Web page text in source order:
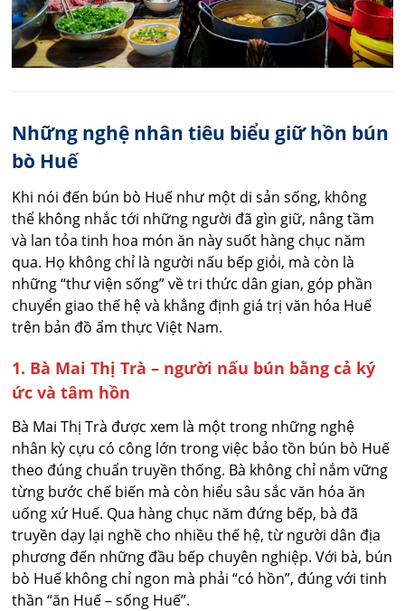
Những nghệ nhân tiêu biểu giữ hồn bún
bò Huế
Khi nói đến bún bò Huế như một di sản sống, không
thể không nhắc tới những người đã gìn giữ, nâng tầm
và lan tỏa tinh hoa món ăn này suốt hàng chục năm
qua. Họ không chỉ là người nấu bếp giỏi, mà còn là
những “thư viện sống” về tri thức dân gian, góp phần
chuyển giao thế hệ và khẳng định giá trị văn hóa Huế
trên bản đồ ẩm thực Việt Nam.
1. Bà Mai Thị Trà – người nấu bún bằng cả ký
ức và tâm hồn
Bà Mai Thị Trà được xem là một trong những nghệ
nhân kỳ cựu có công lớn trong việc bảo tồn bún bò Huế
theo đúng chuẩn truyền thống. Bà không chỉ nắm vững
từng bước chế biến mà còn hiểu sâu sắc văn hóa ăn
uống xứ Huế. Qua hàng chục năm đứng bếp, bà đã
truyền dạy lại nghề cho nhiều thế hệ, từ người dân địa
phương đến những đầu bếp chuyên nghiệp. Với bà, bún
bò Huế không chỉ ngon mà phải “có hồn”, đúng với tinh
thần “ăn Huế – sống Huế”.